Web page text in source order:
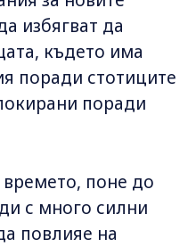
избягват да
където има
поради стотиците
поради
поне до
с много силни
повлияе на